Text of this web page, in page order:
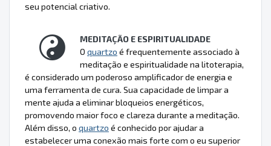
seu potencial criativo.
MEDITAÇÃO E ESPIRITUALIDADE
O quartzo é frequentemente associado à
meditação e espiritualidade na litoterapia,
é considerado um poderoso amplificador de energia e
uma ferramenta de cura. Sua capacidade de limpar a
mente ajuda a eliminar bloqueios energéticos,
promovendo maior foco e clareza durante a meditação.
Além disso, o quartzo é conhecido por ajudar a
estabelecer uma conexão mais forte com o eu superior